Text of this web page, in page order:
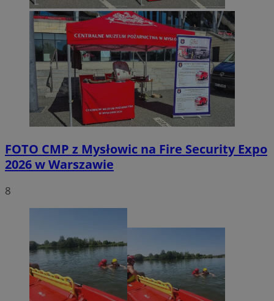
FOTO CMP z Mysłowic na Fire Security Expo
2026 w Warszawie
8